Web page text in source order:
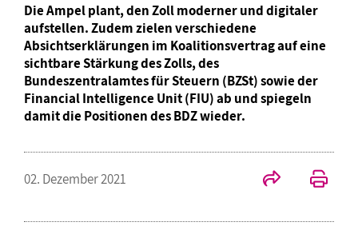
Die Ampel plant, den Zoll moderner und digitaler
aufstellen. Zudem zielen verschiedene
Absichtserklärungen im Koalitionsvertrag auf eine
sichtbare Stärkung des Zolls, des
Bundeszentralamtes für Steuern (BZSt) sowie der
Financial Intelligence Unit (FIU) ab und spiegeln
damit die Positionen des BDZ wieder.
02. Dezember 2021